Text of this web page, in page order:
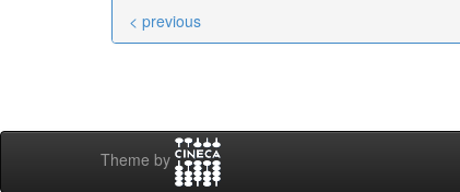
< previous
Theme by